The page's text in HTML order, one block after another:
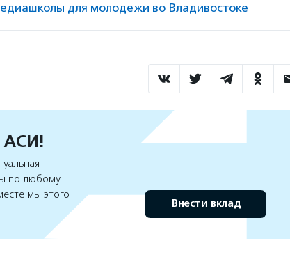
для молодежи во Владивостоке
АСИ!
по любому
мы этого
Внести вклад